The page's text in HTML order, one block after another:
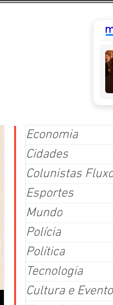
Economia
Cidades
Colunistas
Esportes
Mundo
Polícia
Política
Tecnologia
Cultura e